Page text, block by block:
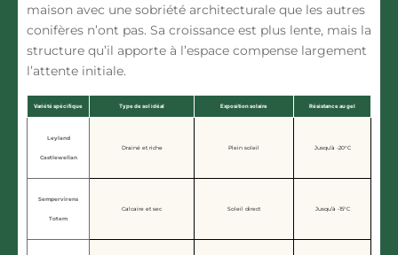
maison avec une sobriété architecturale que les autres
conifères n’ont pas. Sa croissance est plus lente, mais la
structure qu’il apporte à l’espace compense largement
l’attente initiale.
Variété spécifique Type de sol idéal Exposition solaire Résistance au gel
Leyland
Castlewellan
Drainé et riche Plein soleil Jusqu’à -20°C
Sempervirens
Totem
Calcaire et sec Soleil direct Jusqu’à -15°C